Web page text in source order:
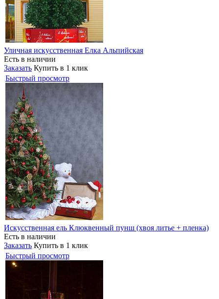
Уличная искусственная Елка Альпийская
Есть в наличии
Заказать Купить в 1 клик
Быстрый просмотр
Искусственная ель Клюквенный пунш (хвоя литье + пленка)
Есть в наличии
Заказать Купить в 1 клик
Быстрый просмотр